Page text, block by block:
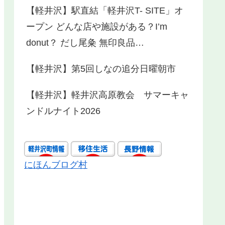
【軽井沢】駅直結「軽井沢T- SITE」オ
ープン どんな店や施設がある？I’m
donut？ だし尾粂 無印良品…
【軽井沢】第5回しなの追分日曜朝市
【軽井沢】軽井沢高原教会 サマーキャ
ンドルナイト2026
にほんブログ村